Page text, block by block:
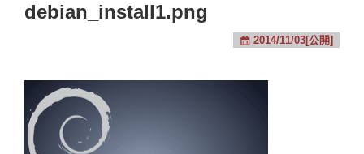
debian_install1.png
2014/11/03[公開]